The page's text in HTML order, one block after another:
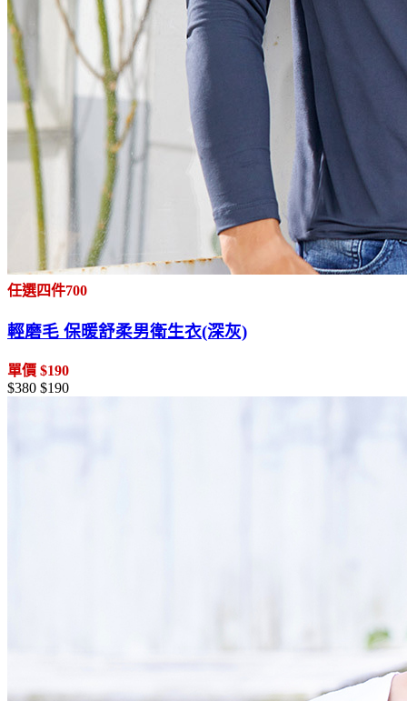
任選四件700
輕磨毛 保暖舒柔男衛生衣(深灰)
單價 $190
$380 $190